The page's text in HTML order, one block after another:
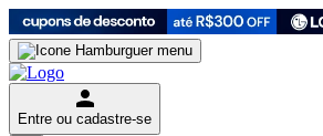
Entre ou cadastre-se